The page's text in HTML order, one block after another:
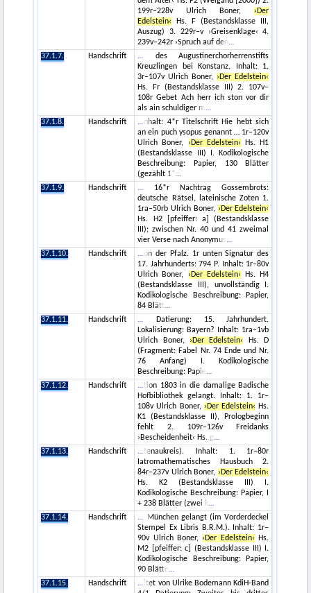
199r–228v Ulrich Boner, ›Der
Edelstein‹
Hs. F (Bestandsklasse III,
Auszug) 3. 229r–v ›Greisenklage‹ 4.
239v–242r ›Spruch auf den
37.1.7.
Handschrift
des Augustinerchorherrenstifts
Kreuzlingen bei Konstanz. Inhalt: 1.
3r–107v Ulrich Boner, ›Der Edelstein‹
Hs. Fr (Bestandsklasse III) 2. 107v–
108r Gebet Ach herr ich ston vor dir
als ain schuldiger m
37.1.8.
Handschrift
nhalt: 4*r Titelschrift Hie hebt sich
an ein puch ysopus genannt … 1r–120v
Ulrich Boner,
›Der Edelstein‹ Hs. H1
(Bestandsklasse III) I. Kodikologische
Beschreibung: Papier, 130 Blätter
(gezählt 1*
37.1.9.
Handschrift
16*r Nachtrag Gossembrots:
deutsche Rätsel, lateinische Zoten 1.
1ra–50rb Ulrich Boner, ›Der Edelstein‹
Hs. H2 [pfeiffer: a] (Bestandsklasse
III); zwischen Nr. 40 und 41 zweimal
vier Verse nach Anonymus
37.1.10.
Handschrift
on der Pfalz. 1r unten Signatur des
17. Jahrhunderts: 794 P. Inhalt: 1r–80v
Ulrich Boner,
›Der Edelstein‹ Hs. H4
(Bestandsklasse III), unvollständig I.
Kodikologische Beschreibung: Papier,
84 Blätt
37.1.11.
Handschrift
Datierung: 15. Jahrhundert.
Lokalisierung: Bayern? Inhalt: 1ra–1vb
Ulrich Boner, ›Der Edelstein‹
Hs. D
(Fragment: Fabel Nr. 74 Ende und Nr.
76 Anfang) I. Kodikologische
Beschreibung: Papie
37.1.12.
Handschrift
tion 1803 in die damalige Badische
Hofbibliothek gelangt. Inhalt: 1. 1r–
108v Ulrich Boner, ›Der Edelstein‹ Hs.
K1 (Bestandsklasse II), Prologbeginn
fehlt 2. 109r–126v Freidanks
›Bescheidenheit‹ Hs. g
37.1.13.
Handschrift
tenaukreis). Inhalt: 1. 1r–80r
Iatromathematisches Hausbuch 2.
84r–237v Ulrich Boner, ›Der Edelstein‹
Hs. K2 (Bestandsklasse III) I.
Kodikologische Beschreibung: Papier, I
+ 238 Blätter (zwei k
37.1.14.
Handschrift
München gelangt (im Vorderdeckel
Stempel Ex Libris B.R.M.). Inhalt: 1r–
90v Ulrich Boner, ›Der Edelstein‹ Hs.
M2 [pfeiffer: c] (Bestandsklasse III) I.
Kodikologische Beschreibung: Papier,
90 Blätte
37.1.15.
Handschrift
itet von Ulrike Bodemann KdiH-Band